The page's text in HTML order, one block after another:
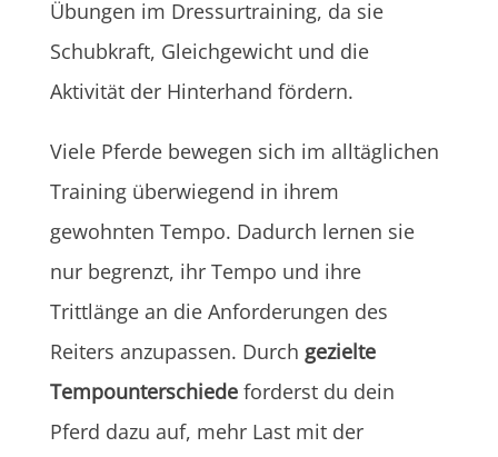
Übungen im Dressurtraining, da sie
Schubkraft, Gleichgewicht und die
Aktivität der Hinterhand fördern.
Viele Pferde bewegen sich im alltäglichen
Training überwiegend in ihrem
gewohnten Tempo. Dadurch lernen sie
nur begrenzt, ihr Tempo und ihre
Trittlänge an die Anforderungen des
Reiters anzupassen. Durch gezielte
Tempounterschiedeforderst du dein
Pferd dazu auf, mehr Last mit der